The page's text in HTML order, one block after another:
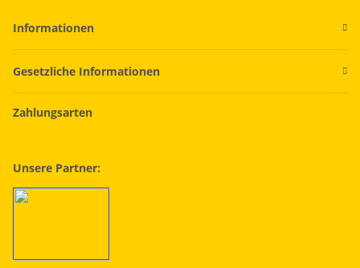
Informationen
Gesetzliche Informationen
Zahlungsarten
Unsere Partner: